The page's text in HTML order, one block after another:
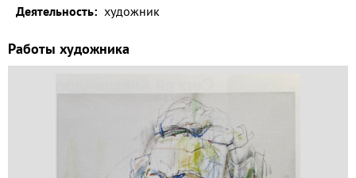
Деятельность: художник
Работы художника
Коллекция
музея
Музей
1